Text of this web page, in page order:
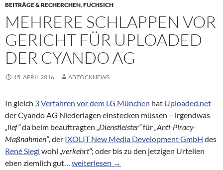
BEITRÄGE & RECHERCHEN,FUCHSICH
MEHRERE SCHLAPPEN VOR
GERICHT FÜR UPLOADED
DER CYANDO AG
15. APRIL 2016 ABZOCKNEWS
In gleich 3 Verfahren vor dem LG München hat Uploaded.net
der Cyando AG Niederlagen einstecken müssen – irgendwas
„lief“da beim beauftragten „Dienstleister“für„Anti-Piracy-
Maßnahmen“, der IXOLIT New Media Development GmbH des
René Siegl wohl „verkehrt“; oder bis zu den jetzigen Urteilen
eben ziemlich gut… Mehrere Schlappen vor Gericht für
weiterlesen →